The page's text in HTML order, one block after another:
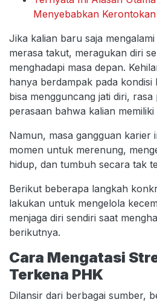
Menyebabkan
Jika kalian baru saja
merasa takut, meragukan diri
menghadapi masa depan.
hanya berdampak pada kondisi
bisa mengguncang jati diri,
perasaan bahwa kalian
Namun, masa gangguan karier
momen untuk merenung,
hidup, dan tumbuh secara tak
Berikut beberapa langkah
lakukan untuk mengelola
menjaga diri sendiri saat
berikutnya.
Cara Mengatasi
Terkena PHK
Dilansir dari berbagai sumber,